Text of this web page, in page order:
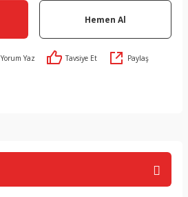
Hemen Al
Yorum Yaz Tavsiye Et Paylaş